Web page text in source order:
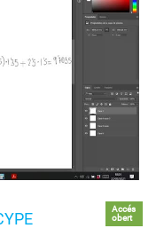
Accés
obert